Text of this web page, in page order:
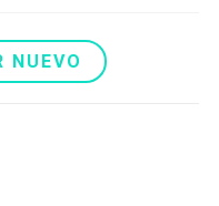
NUEVO